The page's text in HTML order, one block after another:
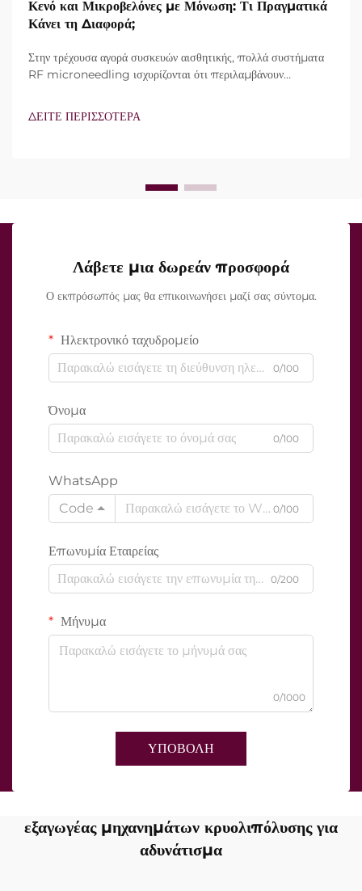
Κενό και Μικροβελόνες με Μόνωση: Τι Πραγματικά
Κάνει τη Διαφορά;
Στην τρέχουσα αγορά συσκευών αισθητικής, πολλά συστήματα
RF microneedling ισχυρίζονται ότι περιλαμβάνουν
χαρακτηριστικά υπάρχουν, αλλά πώς λειτουργούν ακριβώς κατά
ΔΕΙΤΕ ΠΕΡΙΣΣΟΤΕΡΑ
Λάβετε μια δωρεάν προσφορά
Ο εκπρόσωπός μας θα επικοινωνήσει μαζί σας σύντομα.
Ηλεκτρονικό ταχυδρομείο
0/100
Όνομα
0/100
WhatsApp
Code
0/100
Επωνυμία Εταιρείας
0/200
Μήνυμα
0/1000
ΥΠΟΒΟΛΗ
εξαγωγέας μηχανημάτων κρυολιπόλυσης για
αδυνάτισμα